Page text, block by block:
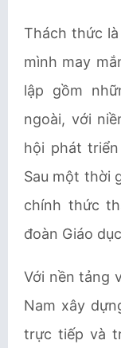
Thách thức
mình may
lập gồm
ngoài, với
hội phát
Sau một thời
chính thức
đoàn Giáo
Với nền tảng
Nam xây
trực tiếp và